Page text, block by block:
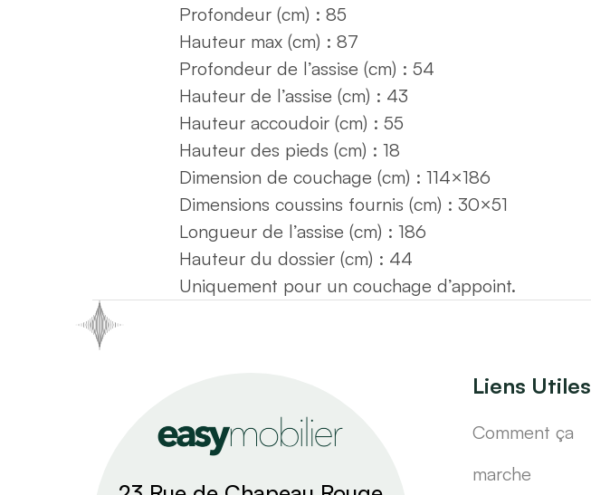
Profondeur (cm) : 85
Hauteur max (cm) : 87
Profondeur de l’assise (cm) : 54
Hauteur de l’assise (cm) : 43
Hauteur accoudoir (cm) : 55
Hauteur des pieds (cm) : 18
Dimension de couchage (cm) : 114×186
Dimensions coussins fournis (cm) : 30×51
Longueur de l’assise (cm) : 186
Hauteur du dossier (cm) : 44
Uniquement pour un couchage d’appoint.
Liens Utiles
Comment ça
marche